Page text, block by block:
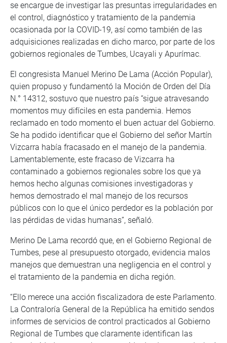
se encargue de investigar las presuntas irregularidades en
el control, diagnóstico y tratamiento de la pandemia
ocasionada por la COVID-19, así como también de las
adquisiciones realizadas en dicho marco, por parte de los
gobiernos regionales de Tumbes, Ucayali y Apurímac.
El congresista Manuel Merino De Lama (Acción Popular),
quien propuso y fundamentó la Moción de Orden del Día
N.° 14312, sostuvo que nuestro país “sigue atravesando
momentos muy difíciles en esta pandemia. Hemos
reclamado en todo momento el buen actuar del Gobierno.
Se ha podido identificar que el Gobierno del señor Martín
Vizcarra había fracasado en el manejo de la pandemia.
Lamentablemente, este fracaso de Vizcarra ha
contaminado a gobiernos regionales sobre los que ya
hemos hecho algunas comisiones investigadoras y
hemos demostrado el mal manejo de los recursos
públicos con lo que el único perdedor es la población por
las pérdidas de vidas humanas”, señaló.
Merino De Lama recordó que, en el Gobierno Regional de
Tumbes, pese al presupuesto otorgado, evidencia malos
manejos que demuestran una negligencia en el control y
el tratamiento de la pandemia en dicha región.
“Ello merece una acción fiscalizadora de este Parlamento.
La Contraloría General de la República ha emitido sendos
informes de servicios de control practicados al Gobierno
Regional de Tumbes que claramente identifican las